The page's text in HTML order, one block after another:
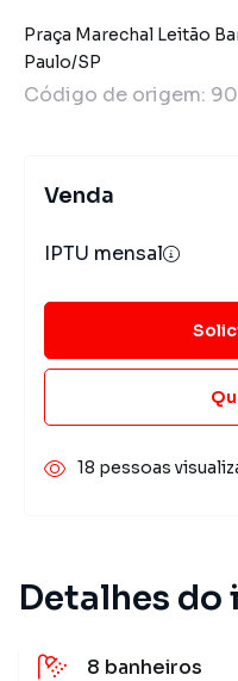
Detalhes do
8 banheiros
Praça Marechal Leitão
Paulo/SP
Código de origem:
Venda
IPTU mensal
18 pessoas